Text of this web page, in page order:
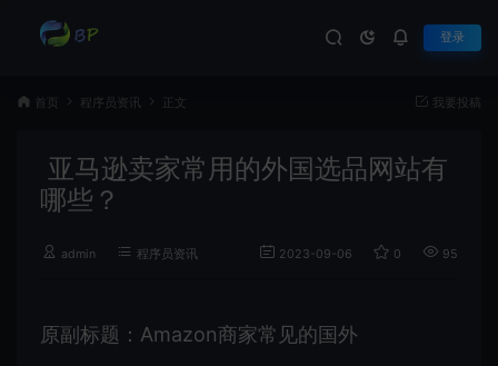
登录
首页 程序员资讯 正文 我要投稿
亚马逊卖家常用的外国选品网站有
哪些？
admin 程序员资讯 2023-09-06 0 950
原副标题：Amazon商家常见的国外